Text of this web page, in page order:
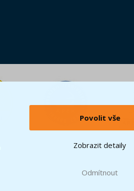
Povolit vše
Zobrazit detaily
Odmítnout